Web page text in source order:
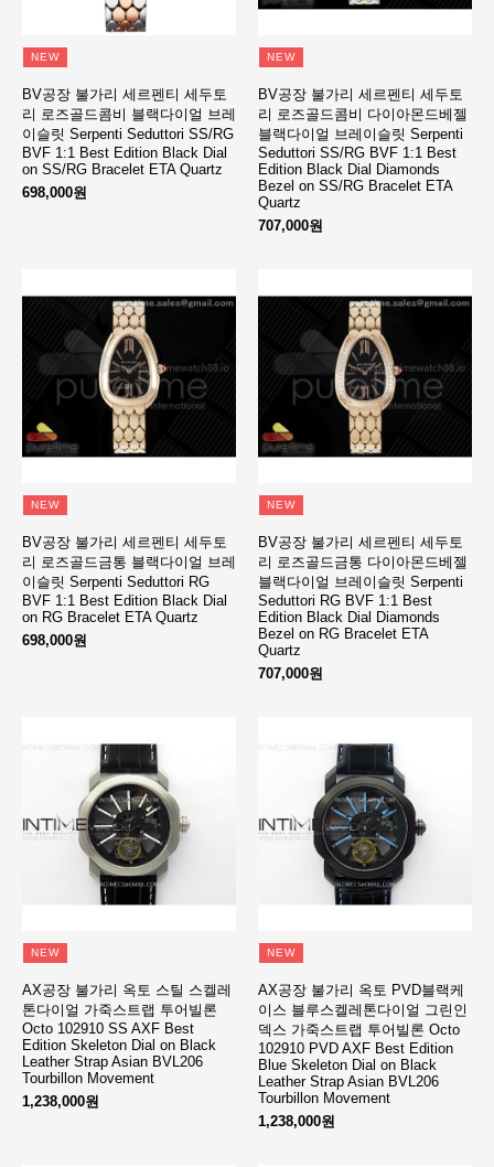
NEW
BV공장 불가리 세르펜티 세두토
리 로즈골드콤비 블랙다이얼 브레
이슬릿 Serpenti Seduttori SS/RG
BVF 1:1 Best Edition Black Dial
on SS/RG Bracelet ETA Quartz
698,000원
NEW
BV공장 불가리 세르펜티 세두토
리 로즈골드콤비 다이아몬드베젤
블랙다이얼 브레이슬릿 Serpenti
Seduttori SS/RG BVF 1:1 Best
Edition Black Dial Diamonds
Bezel on SS/RG Bracelet ETA
Quartz
707,000원
NEW
BV공장 불가리 세르펜티 세두토
리 로즈골드금통 블랙다이얼 브레
이슬릿 Serpenti Seduttori RG
BVF 1:1 Best Edition Black Dial
on RG Bracelet ETA Quartz
698,000원
NEW
BV공장 불가리 세르펜티 세두토
리 로즈골드금통 다이아몬드베젤
블랙다이얼 브레이슬릿 Serpenti
Seduttori RG BVF 1:1 Best
Edition Black Dial Diamonds
Bezel on RG Bracelet ETA
Quartz
707,000원
NEW
AX공장 불가리 옥토 스틸 스켈레
톤다이얼 가죽스트랩 투어빌론
Octo 102910 SS AXF Best
Edition Skeleton Dial on Black
Leather Strap Asian BVL206
Tourbillon Movement
1,238,000원
NEW
AX공장 불가리 옥토 PVD블랙케
이스 블루스켈레톤다이얼 그린인
덱스 가죽스트랩 투어빌론 Octo
102910 PVD AXF Best Edition
Blue Skeleton Dial on Black
Leather Strap Asian BVL206
Tourbillon Movement
1,238,000원